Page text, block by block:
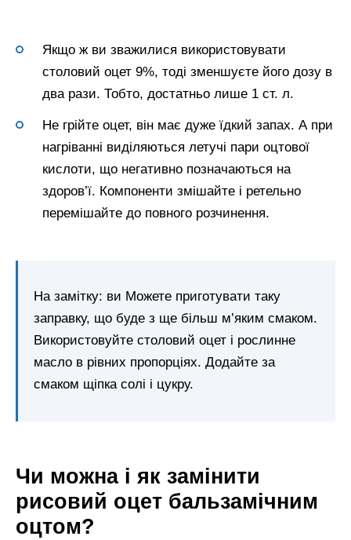
Якщо ж ви зважилися використовувати
столовий оцет 9%, тоді зменшуєте його дозу в
два рази. Тобто, достатньо лише 1 ст. л.
Не грійте оцет, він має дуже їдкий запах. А при
нагріванні виділяються летучі пари оцтової
кислоти, що негативно позначаються на
здоров’ї. Компоненти змішайте і ретельно
перемішайте до повного розчинення.
На замітку: ви Можете приготувати таку
заправку, що буде з ще більш м’яким смаком.
Використовуйте столовий оцет і рослинне
масло в рівних пропорціях. Додайте за
смаком щіпка солі і цукру.
Чи можна і як замінити
рисовий оцет бальзамічним
оцтом?